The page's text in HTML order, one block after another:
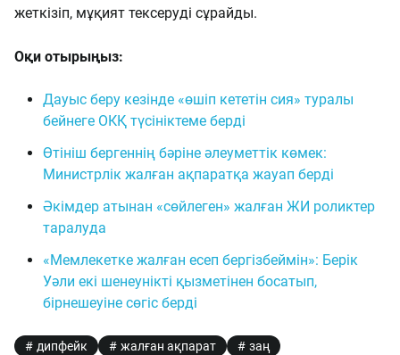
жеткізіп, мұқият тексеруді сұрайды.
Оқи отырыңыз:
Дауыс беру кезінде «өшіп кететін сия» туралы
бейнеге ОКҚ түсініктеме берді
Өтініш бергеннің бәріне әлеуметтік көмек:
Министрлік жалған ақпаратқа жауап берді
Әкімдер атынан «сөйлеген» жалған ЖИ роликтер
таралуда
«Мемлекетке жалған есеп бергізбеймін»: Берік
Уәли екі шенеунікті қызметінен босатып,
бірнешеуіне сөгіс берді
дипфейк жалған ақпарат
заң